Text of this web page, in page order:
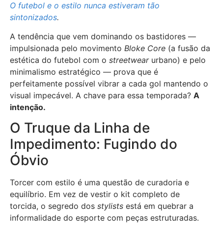
O futebol e o estilo nunca estiveram tão
sintonizados.
A tendência que vem dominando os bastidores —
impulsionada pelo movimento Bloke Core (a fusão da
estética do futebol com o streetwearurbano) e pelo
minimalismo estratégico — prova que é
perfeitamente possível vibrar a cada gol mantendo o
visual impecável. A chave para essa temporada? A
intenção.
O Truque da Linha de
Impedimento: Fugindo do
Óbvio
Torcer com estilo é uma questão de curadoria e
equilíbrio. Em vez de vestir o kit completo de
torcida, o segredo dos stylists está em quebrar a
informalidade do esporte com peças estruturadas.